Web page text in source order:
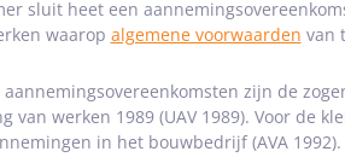
sluit heet een
waarop algemene voorwaarden van
zijn de
werken 1989 (UAV 1989). Voor de
in het bouwbedrijf (AVA 1992).